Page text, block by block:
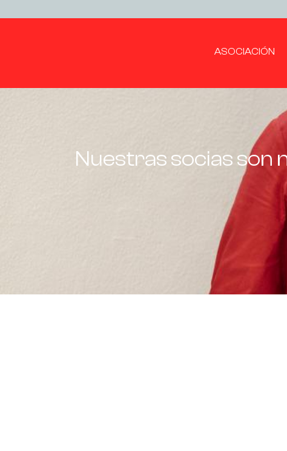
ASOCIACIÓN
Nuestras socias son